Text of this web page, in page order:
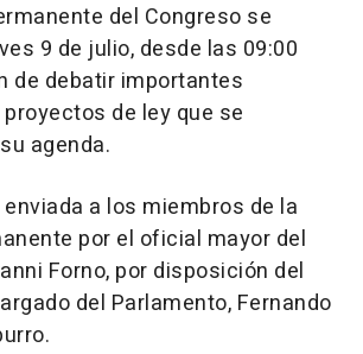
del Congreso se
9 de julio, desde las 09:00
de debatir importantes
de ley que se
agenda.
a los miembros de la
por el oficial mayor del
Forno, por disposición del
del Parlamento, Fernando